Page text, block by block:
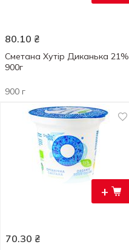
80.10 ₴
Сметана Хутір Диканька 21%
900г
900 г
+
70.30 ₴